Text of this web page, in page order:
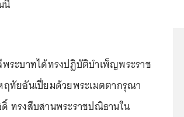
นี้
ระบาทได้ทรงปฏิบัติบำเพ็ญพระราช
ทัยอันเปี่ยมด้วยพระเมตตากรุณา
ทรงสืบสานพระราชปณิธานใน